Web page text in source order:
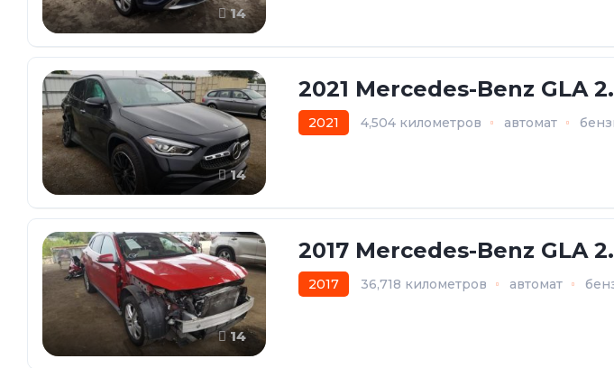
14
14
2021 Mercedes-Benz GLA
2021 4,504 километров автомат
14
2017 Mercedes-Benz GLA
2017 36,718 километров автомат